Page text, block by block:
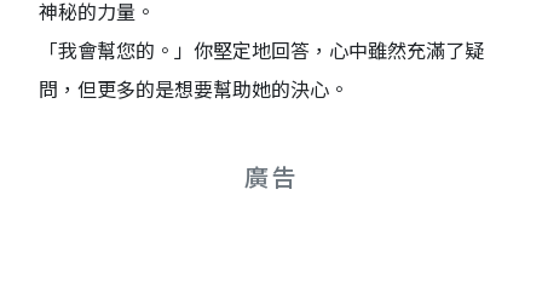
神秘的力量。
「我會幫您的。」你堅定地回答，心中雖然充滿了疑
問，但更多的是想要幫助她的決心。
廣告